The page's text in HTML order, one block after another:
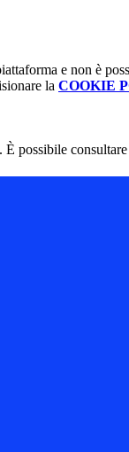
e non è
la COOKIE
possibile